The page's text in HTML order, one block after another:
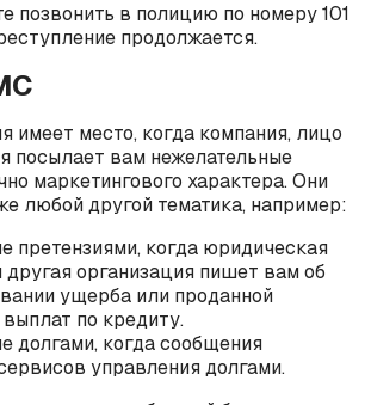
позвонить в полицию по номеру 101
продолжается.
имеет место, когда компания, лицо
посылает вам нежелательные
маркетингового характера. Они
любой другой тематика, например:
претензиями, когда юридическая
организация пишет вам об
ущерба или проданной
по кредиту.
долгами, когда сообщения
управления долгами.